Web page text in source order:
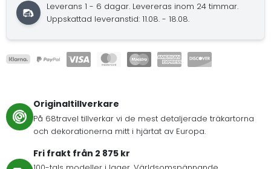
Leverans 1 - 6 dagar. Levereras inom 24 timmar.
Uppskattad leveranstid: 11.08. - 18.08.
Originaltillverkare
På 68travel tillverkar vi de mest detaljerade träkartorna
och dekorationerna mitt i hjärtat av Europa.
Fri frakt från 2 875 kr